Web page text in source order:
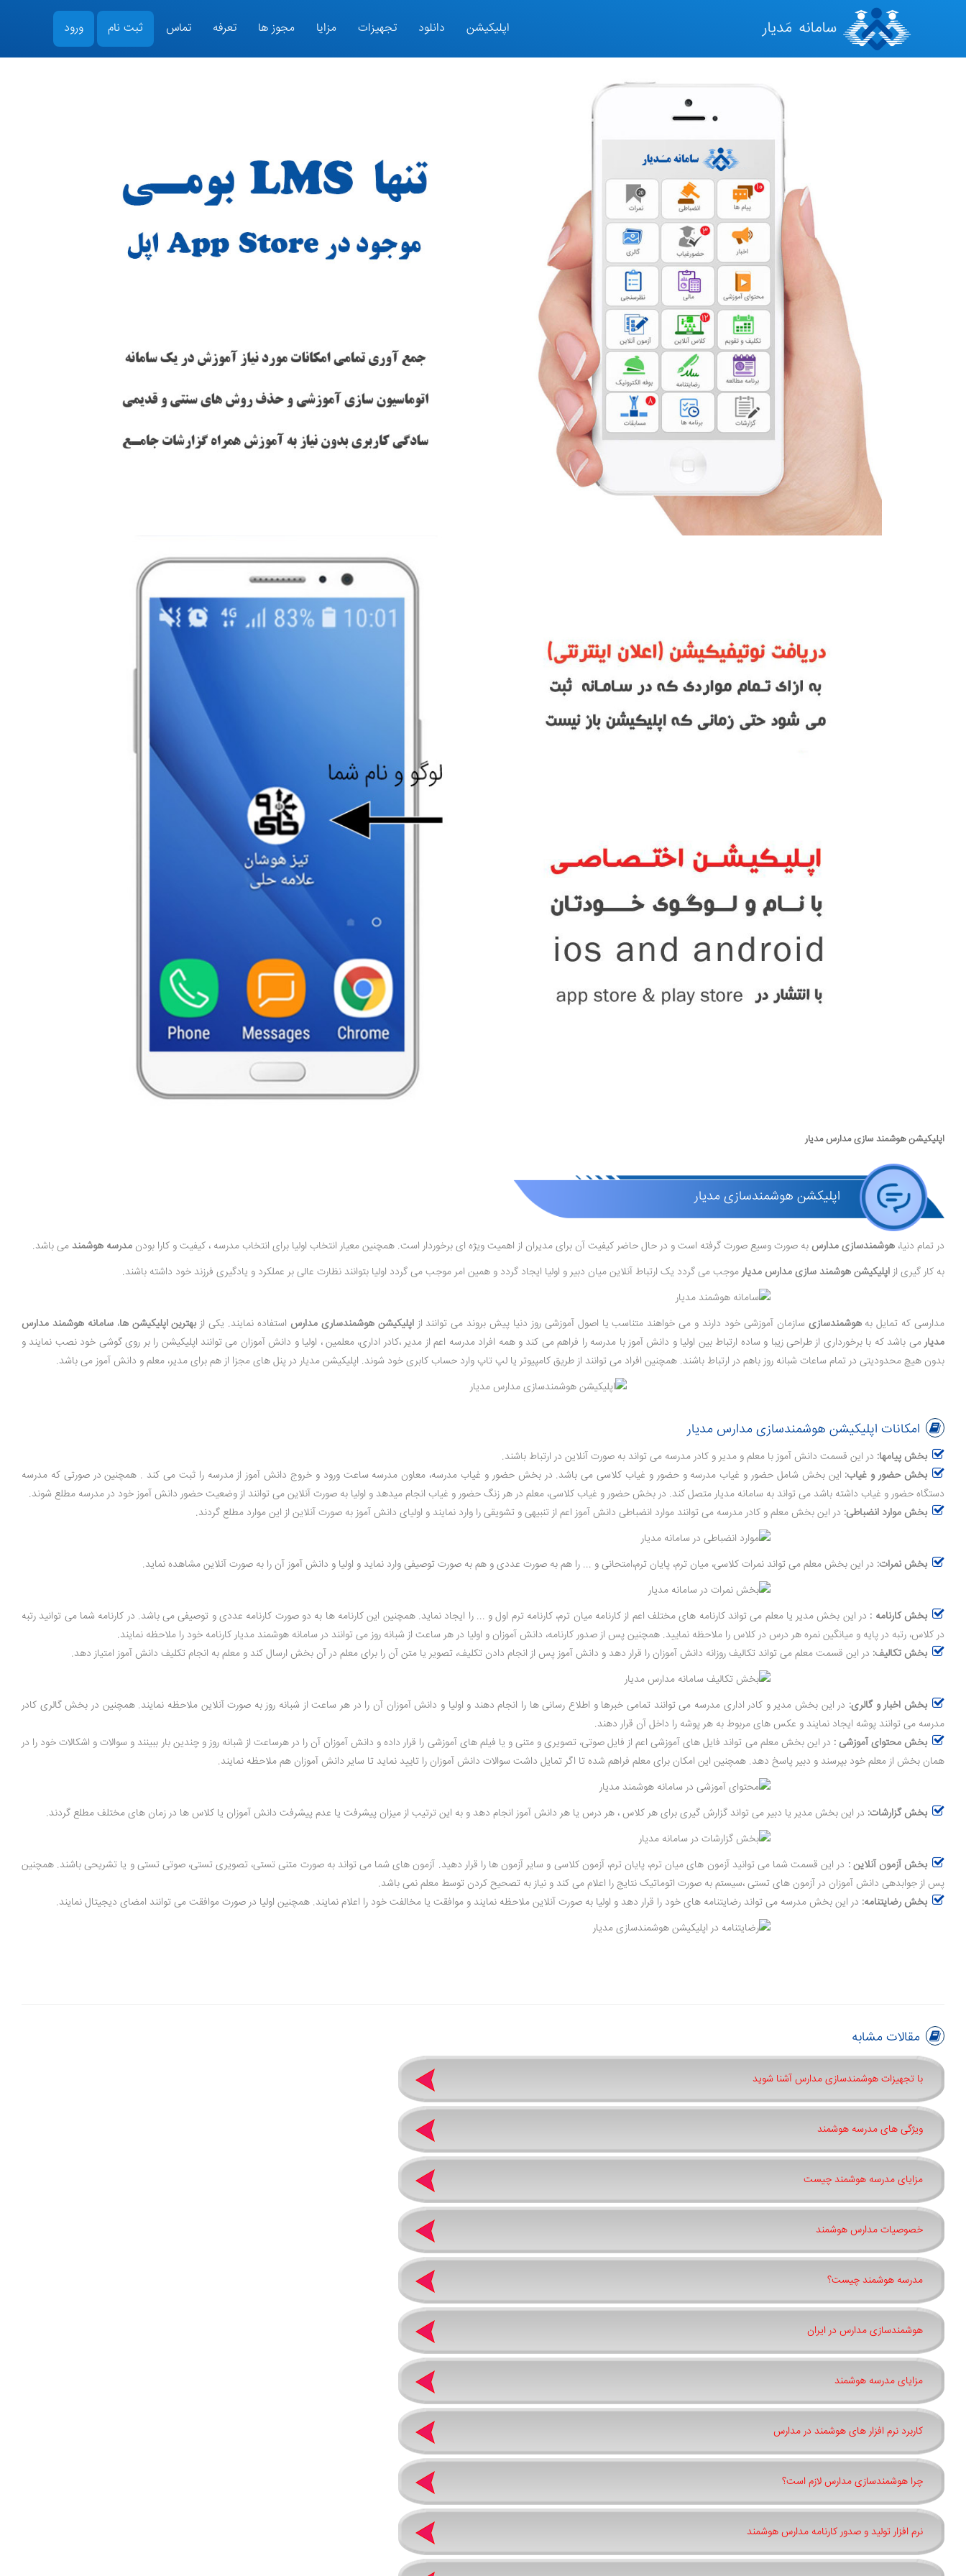
اپلیکیشن دانلود تجهیزات مزایا مجوز ها تعرفه تماس ثبت نام ورود
اپلیکیشن هوشمند سازی مدارس مدیار
اپلیکشن هوشمندسازی مدیار
در تمام دنیا، هوشمندسازی مدارس به صورت وسیع صورت گرفته است و در حال حاضر کیفیت آن برای مدیران از اهمیت ویژه ای برخوردار است. همچنین معیار انتخاب اولیا برای انتخاب مدرسه ، کیفیت و کارا بودنمدرسه هوشمندمی باشد.
به کار گیری ازاپلیکیشن هوشمند سازی مدارس مدیارموجب می گردد یک ارتباط آنلاین میان دبیر و اولیا ایجاد گردد و همین امر موجب می گردد اولیا بتوانند نظارت عالی بر عملکرد و یادگیری فرزند خود داشته باشند.
مدارسی که تمایل بههوشمندسازی سازمان آموزشی خود دارند و می خواهند متناسب یا اصول آموزشی روز دنیا پیش بروند می توانند ازاپلیکیشن هوشمندساری مدارس استفاده نمایند. یکی ازبهترین اپلیکیشن ها،سامانه هوشمند مدارس
مدیارمی باشد که با برخورداری از طراحی زیبا و ساده ارتباط بین اولیا و دانش آموز با مدرسه را فراهم می کند و همه افراد مدرسه اعم از مدیر ،کادر اداری، معلمین ، اولیا و دانش آموزان می توانند اپلیکیشن را بر روی گوشی خود نصب نمایند و
بدون هیچ محدودیتی در تمام ساعات شبانه روز باهم در ارتباط باشند. همچنین افراد می توانند از طریق کامپیوتر یا لپ تاپ وارد حساب کابری خود شوند. اپلیکیشن مدیار در پنل های مجزا از هم برای مدیر، معلم و دانش آموز می باشد.
امکانات اپلیکیشن هوشمندسازی مدارس مدیار
بخش پیامها: در این قسمت دانش آموز با معلم و مدیر و کادر مدرسه می تواند به صورت آنلاین در ارتباط باشند.
بخش حضور و غیاب: این بخش شامل حضور و غیاب مدرسه و حضور و غیاب کلاسی می باشد. در بخش حضور و غیاب مدرسه، معاون مدرسه ساعت ورود و خروج دانش آموز از مدرسه را ثبت می کند . همچنین در صورتی که مدرسه
دستگاه حضور و غیاب داشته باشد می تواند به سامانه مدیار متصل کند. در بخش حضور و غیاب کلاسی، معلم در هر زنگ حضور و غیاب انجام میدهد و اولیا به صورت آنلاین می توانند از وضعیت حضور دانش آموز خود در مدرسه مطلع شوند.
بخش موارد انضباطی: در این بخش معلم و کادر مدرسه می توانند موارد انضباطی دانش آموز اعم از تنبیهی و تشویقی را وارد نمایند و اولیای دانش آموز به صورت آنلاین از این موارد مطلع گردند.
بخش نمرات: در این بخش معلم می تواند نمرات کلاسی، میان ترم، پایان ترم،امتحانی و ... را هم به صورت عددی و هم به صورت توصیفی وارد نماید و اولیا و دانش آموز آن را به صورت آنلاین مشاهده نماید.
بخش کارنامه : در این بخش مدیر یا معلم می تواند کارنامه های مختلف اعم از کارنامه میان ترم، کارنامه ترم اول و ... را ایجاد نماید. همچنین این کارنامه ها به دو صورت کارنامه عددی و توصیفی می باشد. در کارنامه شما می توانید رتبه
در کلاس، رتبه در پایه و میانگین نمره هر درس در کلاس را ملاحظه نمایید. همچنین پس از صدور کارنامه، دانش آموزان و اولیا در هر ساعت از شبانه روز می توانند در سامانه هوشمند مدیار کارنامه خود را ملاحظه نمایند.
بخش تکالیف: در این قسمت معلم می تواند تکالیف روزانه دانش آموزان را قرار دهد و دانش آموز پس از انجام دادن تکلیف، تصویر یا متن آن را برای معلم در آن بخش ارسال کند و معلم به انجام تکلیف دانش آموز امتیاز دهد.
بخش اخبار و گالری: در این بخش مدیر و کادر اداری مدرسه می توانند تمامی خبرها و اطلاع رسانی ها را انجام دهند و اولیا و دانش آموزان آن را در هر ساعت از شبانه روز به صورت آنلاین ملاحظه نمایند. همچنین در بخش گالری کادر
مدرسه می توانند پوشه ایجاد نمایند و عکس های مربوط به هر پوشه را داخل آن قرار دهند.
بخش محتوای آموزشی : در این بخش معلم می تواند فایل های آموزشی اعم از فایل صوتی، تصویری و متنی و یا فیلم های آموزشی را قرار داده و دانش آموزان آن را در هرساعت از شبانه روز و چندین بار ببینند و سوالات و اشکالات خود را در
همان بخش از معلم خود بپرسند و دبیر پاسخ دهد. همچنین این امکان برای معلم فراهم شده تا اگر تمایل داشت سوالات دانش آموزان را تایید نماید تا سایر دانش آموزان هم ملاحظه نمایند.
بخش گزارشات: در این بخش مدیر یا دبیر می تواند گزارش گیری برای هر کلاس ، هر درس یا هر دانش آموز انجام دهد و به این ترتیب از میزان پیشرفت یا عدم پیشرفت دانش آموزان یا کلاس ها در زمان های مختلف مطلع گردند.
بخش آزمون آنلاین : در این قسمت شما می توانید آزمون های میان ترم، پایان ترم، آزمون کلاسی و سایر آزمون ها را قرار دهید. آزمون های شما می تواند به صورت متنی تستی، تصویری تستی، صوتی تستی و یا تشریحی باشند. همچنین
پس از جوابدهی دانش آموزان در آزمون های تستی ،سیستم به صورت اتوماتیک نتایج را اعلام می کند و نیاز به تصحیح کردن توسط معلم نمی باشد.
بخش رضایتنامه: در این بخش مدرسه می تواند رضایتنامه های خود را قرار دهد و اولیا به صورت آنلاین ملاحظه نمایند و موافقت یا مخالفت خود را اعلام نمایند. همچنین اولیا در صورت موافقت می توانند امضای دیجیتال نمایند.
مقالات مشابه
با تجهیزات هوشمندسازی مدارس آشنا شوید
ویژگی های مدرسه هوشمند
مزایای مدرسه هوشمند چیست
خصوصیات مدارس هوشمند
مدرسه هوشمند چیست؟
هوشمندسازی مدارس در ایران
مزایای مدرسه هوشمند
کاربرد نرم افزار های هوشمند در مدارس
چرا هوشمندسازی مدارس لازم است؟
نرم افزار تولید و صدور کارنامه مدارس هوشمند